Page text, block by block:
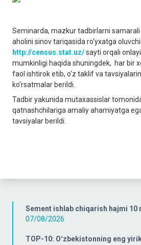
Sement ishlab chiqarish hajmi 10
07/08/2026
TOP-10: Oʻzbekistonning eng
Seminarda, mazkur tadbirlarni samarali
aholini sinov tariqasida ro‘yxatga
http://census.stat.uz/sayti orqali
mumkinligi haqida shuningdek, har bir
faol ishtirok etib, o‘z taklif va
ko‘rsatmalar berildi.
Tadbir yakunida mutaxassislar
qatnashchilariga amaliy ahamiyatga
tavsiyalar berildi.